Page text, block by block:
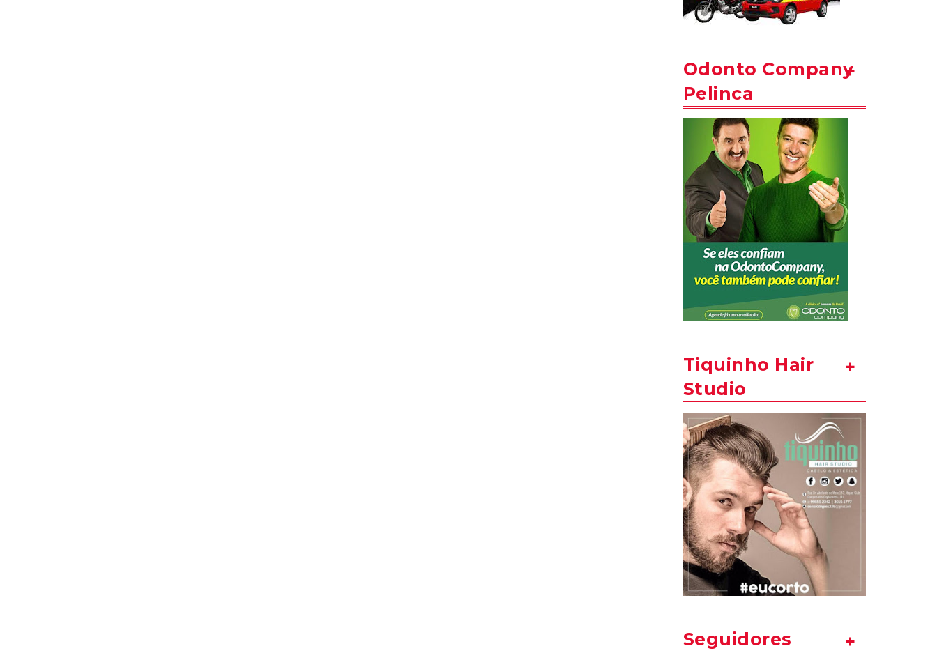
Odonto Company
Pelinca
Tiquinho Hair
Studio
Seguidores